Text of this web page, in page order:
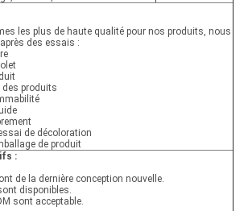
les plus de haute qualité pour nos produits, nous
des essais :
des produits
de décoloration
de produit
:
de la dernière conception nouvelle.
disponibles.
sont acceptable.